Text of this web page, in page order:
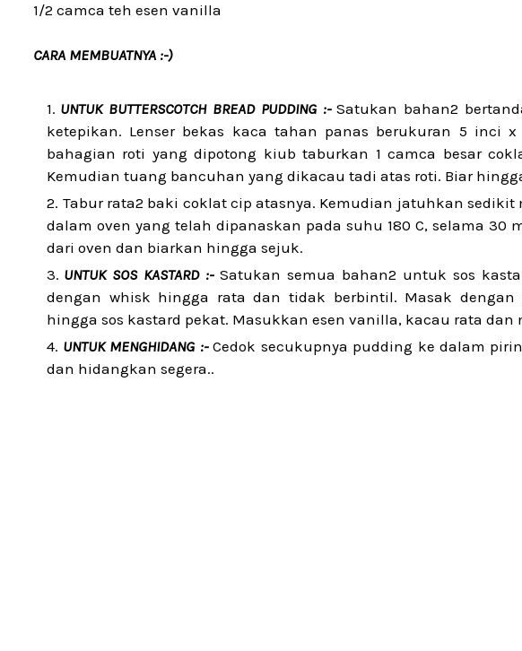
1/2 camca teh esen vanilla
CARA MEMBUATNYA :-)
UNTUK BUTTERSCOTCH BREAD PUDDING :-Satukan bahan2
ketepikan. Lenser bekas kaca tahan panas berukuran 5 inci
bahagian roti yang dipotong kiub taburkan 1 camca besar
Kemudian tuang bancuhan yang dikacau tadi atas roti. Biar
Tabur rata2 baki coklat cip atasnya. Kemudian jatuhkan sedikit
dalam oven yang telah dipanaskan pada suhu 180 C, selama 30
dari oven dan biarkan hingga sejuk.
UNTUK SOS KASTARD :-Satukan semua bahan2 untuk sos
dengan whisk hingga rata dan tidak berbintil. Masak dengan
hingga sos kastard pekat. Masukkan esen vanilla, kacau rata
UNTUK MENGHIDANG :-Cedok secukupnya pudding ke dalam
dan hidangkan segera..